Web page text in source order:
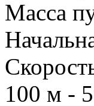
Масса
100 м -